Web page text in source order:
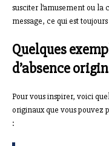
susciter l’amusement ou la
message, ce qui est
Quelques
d’absence
Pour vous inspirer, voici
originaux que vous pouvez
: